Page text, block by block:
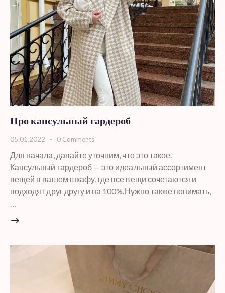
Про капсульный гардероб
05.01.2022 0 Comments
Для начала, давайте уточним, что это такое.
Капсульный гардероб — это идеальный ассортимент
вещей в вашем шкафу, где все вещи сочетаются и
подходят друг другу и на 100%.Нужно также понимать,